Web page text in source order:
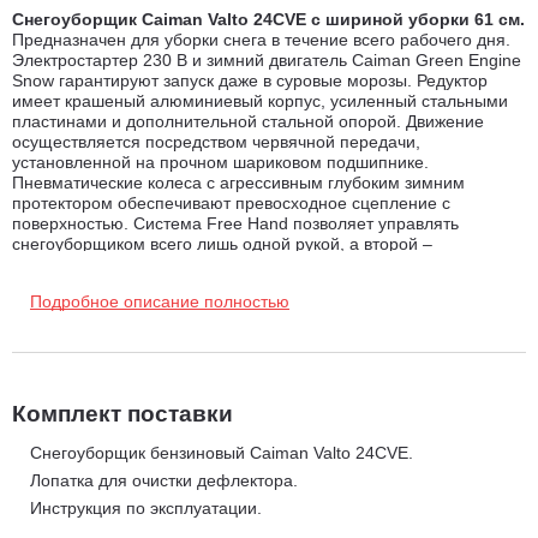
Снегоуборщик Caiman Valto 24CVE с шириной уборки 61 см.
Предназначен для уборки снега в течение всего рабочего дня.
Электростартер 230 В и зимний двигатель Caiman Green Engine
Snow гарантируют запуск даже в суровые морозы. Редуктор
имеет крашеный алюминиевый корпус, усиленный стальными
пластинами и дополнительной стальной опорой. Движение
осуществляется посредством червячной передачи,
установленной на прочном шариковом подшипнике.
Пневматические колеса с агрессивным глубоким зимним
протектором обеспечивают превосходное сцепление с
поверхностью. Система Free Hand позволяет управлять
снегоуборщиком всего лишь одной рукой, а второй –
Преимущества снегоуборщика Caiman Valto 24 CVE:
позвоночник оператора сводятся к минимуму. Центр тяжести
снегоуборщика смещён в сторону ковша, что позволяет ему
во время работы не "выпрыгивать" из снега. Результат -
Подробное описание полностью
Комплект поставки
Снегоуборщик бензиновый Caiman Valto 24CVE.
Лопатка для очистки дефлектора.
Инструкция по эксплуатации.